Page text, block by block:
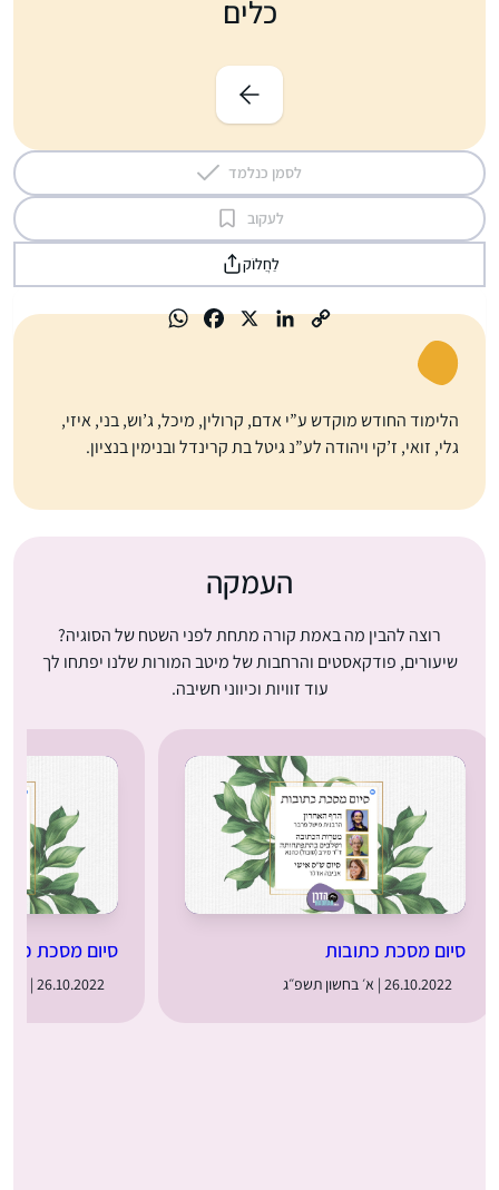
כלים
לסמן כנלמד
לעקוב
לַחֲלוֹק
הלימוד החודש מוקדש ע”י אדם, קרולין, מיכל, ג’וש, בני, איזי,
גלי, זואי, ז’קי ויהודה לע”נ גיטל בת קרינדל ובנימין בנציון.
העמקה
רוצה להבין מה באמת קורה מתחת לפני השטח של הסוגיה?
שיעורים, פודקאסטים והרחבות של מיטב המורות שלנו יפתחו לך
עוד זוויות וכיווני חשיבה.
סיום מסכת כתובות
26.10.2022 | א׳ בחשון תשפ״ג
סיום מסכת
26.10.2022 | א׳ בחשון תשפ״ג